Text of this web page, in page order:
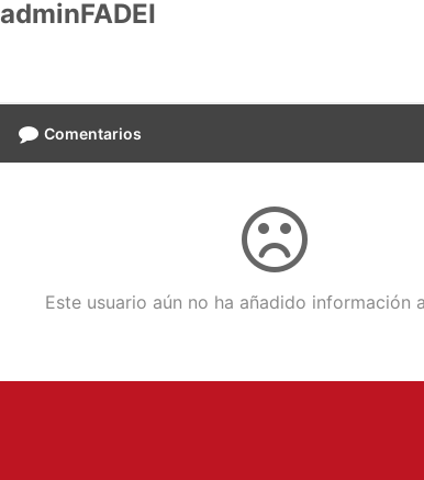
adminFADEI
Comentarios
Este usuario aún no ha añadido información